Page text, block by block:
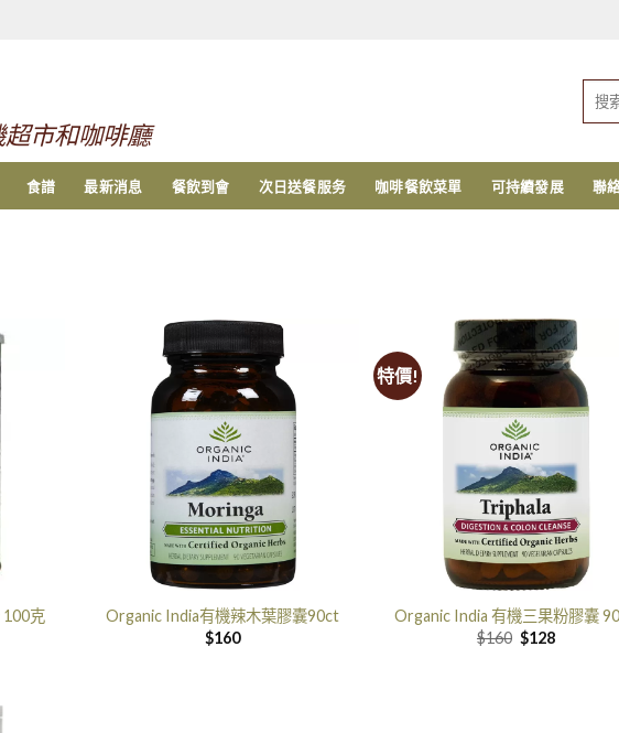
超市和咖啡廳
索：
食譜 最新消息 餐飲到會 次日送餐服务 咖啡餐飲菜單 可持續發展 聯
100克
Organic India有機辣木葉膠囊90ct
$160
特價!
Organic India 有機三果粉膠囊
$160 原
价
$128目